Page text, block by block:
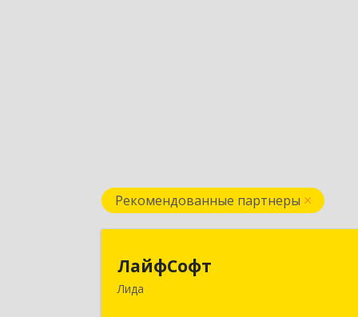
Рекомендованные партнеры
ЛайфСофт
Лида
231300, Республика Беларусь, г.Лида,